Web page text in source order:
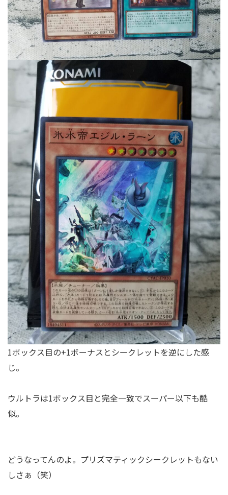
1ボックス目の+1ボーナスとシークレットを逆にした感
じ。
ウルトラは1ボックス目と完全一致でスーパー以下も酷
似。
どうなってんのよ。プリズマティックシークレットもない
しさぁ（笑）